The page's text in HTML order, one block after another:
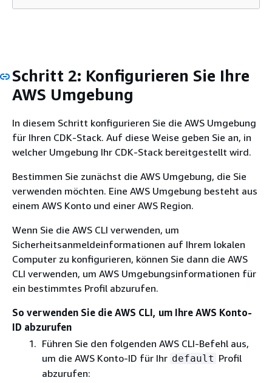
Schritt 2: Konfigurieren Sie Ihre
AWS Umgebung
In diesem Schritt konfigurieren Sie die AWS Umgebung
für Ihren CDK-Stack. Auf diese Weise geben Sie an, in
welcher Umgebung Ihr CDK-Stack bereitgestellt wird.
Bestimmen Sie zunächst die AWS Umgebung, die Sie
verwenden möchten. Eine AWS Umgebung besteht aus
einem AWS Konto und einer AWS Region.
Wenn Sie die AWS CLI verwenden, um
Sicherheitsanmeldeinformationen auf Ihrem lokalen
Computer zu konfigurieren, können Sie dann die AWS
CLI verwenden, um AWS Umgebungsinformationen für
ein bestimmtes Profil abzurufen.
So verwenden Sie die AWS CLI, um Ihre AWS Konto-
ID abzurufen
Führen Sie den folgenden AWS CLI-Befehl aus,
um die AWS Konto-ID für Ihr default Profil
abzurufen: